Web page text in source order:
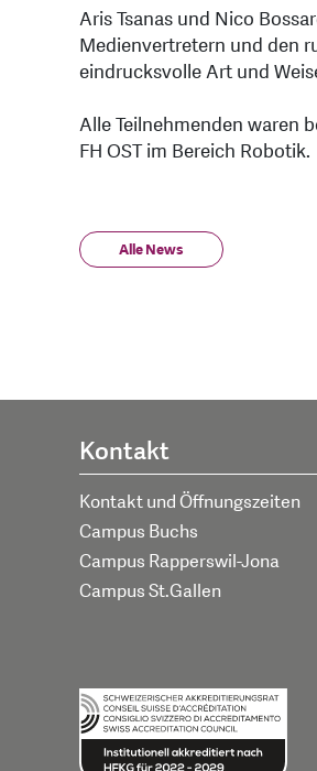
Aris Tsanas und Nico
Medienvertretern und den
eindrucksvolle Art und
Alle Teilnehmenden waren
FH OST im Bereich Robotik.
Alle News
Kontakt
Kontakt und Öffnungszeiten
Campus Buchs
Campus Rapperswil-Jona
Campus St.Gallen